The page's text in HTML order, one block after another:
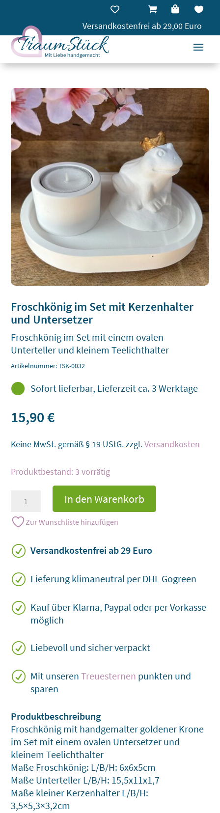




Versandkostenfrei ab 29,00 Euro
Froschkönig im Set mit Kerzenhalter
und Untersetzer
Froschkönig im Set mit einem ovalen
Unterteller und kleinem Teelichthalter
Artikelnummer:TSK-0032
 Sofort lieferbar, Lieferzeit ca. 3 Werktage
15,90€
Keine MwSt. gemäß § 19 UStG.zzgl.Versandkosten
3 vorrätig
Froschkönig
Set
mit
Kerzenhalter
und
Menge
In den Warenkorb
Zur Wunschliste hinzufügen
R Versandkostenfrei ab 29 Euro
R Lieferung klimaneutral per DHL Gogreen
R Kauf über Klarna, Paypal oder per Vorkasse
möglich
R Liebevoll und sicher verpackt
R Mit unseren Treuesternen punkten und
sparen
Froschkönig mit handgemalter goldener Krone
im Set mit einem ovalen Untersetzer und
kleinem Teelichthalter
Maße Froschkönig: L/B/H: 6x6x5cm
Maße Unterteller L/B/H: 15,5x11x1,7
Maße kleiner Kerzenhalter L/B/H:
3,5×5,3×3,2cm